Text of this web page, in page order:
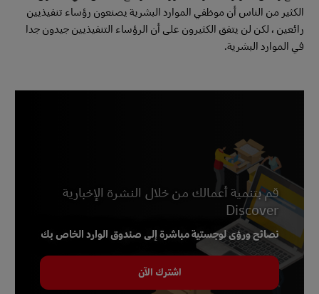
الكثير من الناس أن موظفي الموارد البشرية يصنعون رؤساء تنفيذيين
رائعين ، لكن لن يتفق الكثيرون على أن الرؤساء التنفيذيين جيدون جدا
في الموارد البشرية.
قم بتنمية أعمالك من خلال النشرة الإخبارية
Discover
نصائح ورؤى لوجستية مباشرة إلى صندوق الوارد الخاص بك
اشترك الآن